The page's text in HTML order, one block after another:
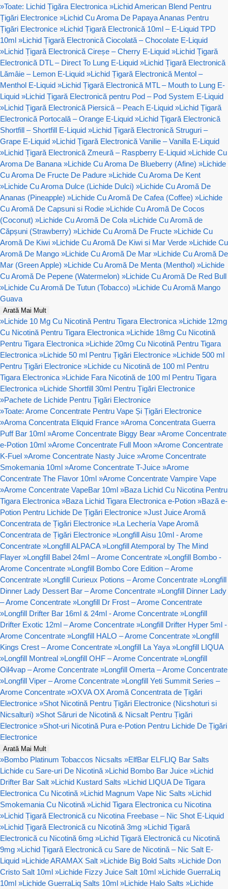
»Toate: Lichid Țigăra Electronica »Lichid American Blend Pentru
Țigări Electronice »Lichid Cu Aroma De Papaya Ananas Pentru
Țigări Electronice »Lichid Țigară Electronică 10ml – E-Liquid TPD
10ml »Lichid Țigară Electronică Ciocolată – Chocolate E-Liquid
»Lichid Țigară Electronică Cireșe – Cherry E-Liquid »Lichid Țigară
Electronică DTL – Direct To Lung E-Liquid »Lichid Țigară Electronică
Lămâie – Lemon E-Liquid »Lichid Țigară Electronică Mentol –
Menthol E-Liquid »Lichid Țigară Electronică MTL – Mouth to Lung E-
Liquid »Lichid Țigară Electronică pentru Pod – Pod System E-Liquid
»Lichid Țigară Electronică Piersică – Peach E-Liquid »Lichid Țigară
Electronică Portocală – Orange E-Liquid »Lichid Țigară Electronică
Shortfill – Shortfill E-Liquid »Lichid Țigară Electronică Struguri –
Grape E-Liquid »Lichid Țigară Electronică Vanilie – Vanilla E-Liquid
»Lichid Țigară Electronică Zmeură – Raspberry E-Liquid »Lichide Cu
Aroma De Banana »Lichide Cu Aroma De Blueberry (Afine) »Lichide
Cu Aroma De Fructe De Padure »Lichide Cu Aroma De Kent
»Lichide Cu Aroma Dulce (Lichide Dulci) »Lichide Cu Aromă De
Ananas (Pineapple) »Lichide Cu Aromă De Cafea (Coffee) »Lichide
Cu Aromă De Capsuni si Rodie »Lichide Cu Aromă De Cocos
(Coconut) »Lichide Cu Aromă De Cola »Lichide Cu Aromă de
Căpșuni (Strawberry) »Lichide Cu Aromă De Fructe »Lichide Cu
Aromă De Kiwi »Lichide Cu Aromă De Kiwi si Mar Verde »Lichide Cu
Aromă De Mango »Lichide Cu Aromă De Mar »Lichide Cu Aromă De
Mar (Green Apple) »Lichide Cu Aromă De Menta (Menthol) »Lichide
Cu Aromă De Pepene (Watermelon) »Lichide Cu Aromă De Red Bull
»Lichide Cu Aromă De Tutun (Tobacco) »Lichide Cu Aromă Mango
Guava
Arată Mai Mult
»Lichide 10 Mg Cu Nicotină Pentru Tigara Electronica »Lichide 12mg
Cu Nicotină Pentru Tigara Electronica »Lichide 18mg Cu Nicotină
Pentru Tigara Electronica »Lichide 20mg Cu Nicotină Pentru Tigara
Electronica »Lichide 50 ml Pentru Țigări Electronice »Lichide 500 ml
Pentru Țigări Electronice »Lichide cu Nicotină de 100 ml Pentru
Tigara Electronica »Lichide Fara Nicotină de 100 ml Pentru Tigara
Electronica »Lichide Shortfill 30ml Pentru Țigări Electronice
»Pachete de Lichide Pentru Țigări Electronice
»Toate: Arome Concentrate Pentru Vape Și Țigări Electronice
»Aroma Concentrata Eliquid France »Aroma Concentrata Guerra
Puff Bar 10ml »Arome Concentrate Biggy Bear »Arome Concentrate
e-Potion 10ml »Arome Concentrate Full Moon »Arome Concentrate
K-Fuel »Arome Concentrate Nasty Juice »Arome Concentrate
Smokemania 10ml »Arome Concentrate T-Juice »Arome
Concentrate The Flavor 10ml »Arome Concentrate Vampire Vape
»Arome Concentrate VapeBar 10ml »Baza Lichid Cu Nicotina Pentru
Tigara Electronica »Baza Lichid Tigara Electronica e-Potion »Bază e-
Potion Pentru Lichide De Țigări Electronice »Just Juice Aromă
Concentrata de Țigări Electronice »La Lechería Vape Aromă
Concentrata de Țigări Electronice »Longfill Aisu 10ml - Arome
Concentrate »Longfill ALPACA »Longfill Atemporal by The Mind
Flayer »Longfill Babel 24ml – Arome Concentrate »Longfill Bombo -
Arome Concentrate »Longfill Bombo Core Edition – Arome
Concentrate »Longfill Curieux Potions – Arome Concentrate »Longfill
Dinner Lady Dessert Bar – Arome Concentrate »Longfill Dinner Lady
– Arome Concentrate »Longfill Dr Frost – Arome Concentrate
»Longfill Drifter Bar 16ml & 24ml - Arome Concentrate »Longfill
Drifter Exotic 12ml – Arome Concentrate »Longfill Drifter Hyper 5ml -
Arome Concentrate »Longfill HALO – Arome Concentrate »Longfill
Kings Crest – Arome Concentrate »Longfill La Yaya »Longfill LIQUA
»Longfill Montreal »Longfill OHF – Arome Concentrate »Longfill
Oil4vap – Arome Concentrate »Longfill Omerta – Arome Concentrate
»Longfill Viper – Arome Concentrate »Longfill Yeti Summit Series –
Arome Concentrate »OXVA OX Aromă Concentrata de Țigări
Electronice »Shot Nicotină Pentru Țigări Electronice (Nicshoturi si
Nicsalturi) »Shot Săruri de Nicotină & Nicsalt Pentru Țigări
Electronice »Shot-uri Nicotină Pura e-Potion Pentru Lichide De Țigări
Electronice
Arată Mai Mult
»Bombo Platinum Tobaccos Nicsalts »ElfBar ELFLIQ Bar Salts
Lichide cu Sare-uri De Nicotină »Lichid Bombo Bar Juice »Lichid
Drifter Bar Salt »Lichid Kustard Salts »Lichid LIQUA De Tigara
Electronica Cu Nicotină »Lichid Magnum Vape Nic Salts »Lichid
Smokemania Cu Nicotină »Lichid Tigara Electronica cu Nicotina
»Lichid Țigară Electronică cu Nicotina Freebase – Nic Shot E-Liquid
»Lichid Țigară Electronică cu Nicotină 3mg »Lichid Țigară
Electronică cu Nicotină 6mg »Lichid Țigară Electronică cu Nicotină
9mg »Lichid Țigară Electronică cu Sare de Nicotină – Nic Salt E-
Liquid »Lichide ARAMAX Salt »Lichide Big Bold Salts »Lichide Don
Cristo Salt 10ml »Lichide Fizzy Juice Salt 10ml »Lichide GuerraLiq
10ml »Lichide GuerraLiq Salts 10ml »Lichide Halo Salts »Lichide